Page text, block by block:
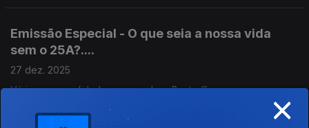
Emissão Especial - O que seia a nossa vida
sem o 25A?....
27 dez. 2025
Várias personalidades respondem. Best off.
×